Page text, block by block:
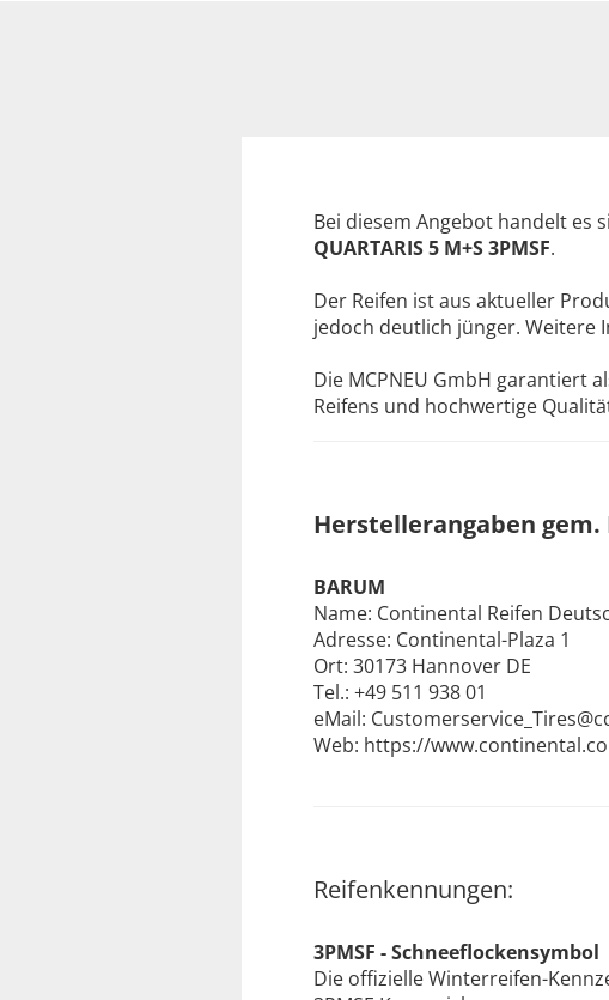
Bei diesem Angebot handelt es
QUARTARIS 5 M+S 3PMSF.
Der Reifen ist aus aktueller
jedoch deutlich jünger. Weitere
Die MCPNEU GmbH garantiert
Reifens und hochwertige
Herstellerangaben
BARUM
Name: Continental Reifen
Adresse: Continental-Plaza 1
Ort: 30173 Hannover DE
Tel.: +49 511 938 01
eMail:
Web: https://
Reifenkennungen:
3PMSF - Schneeflockensymbol
Die offizielle Winterreifen-